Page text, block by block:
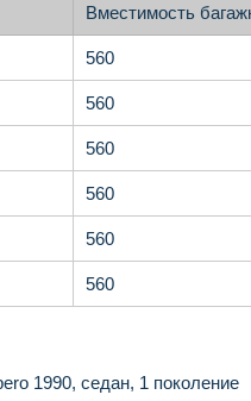
Вместимость
560
560
560
560
560
560
1990, седан, 1 поколение